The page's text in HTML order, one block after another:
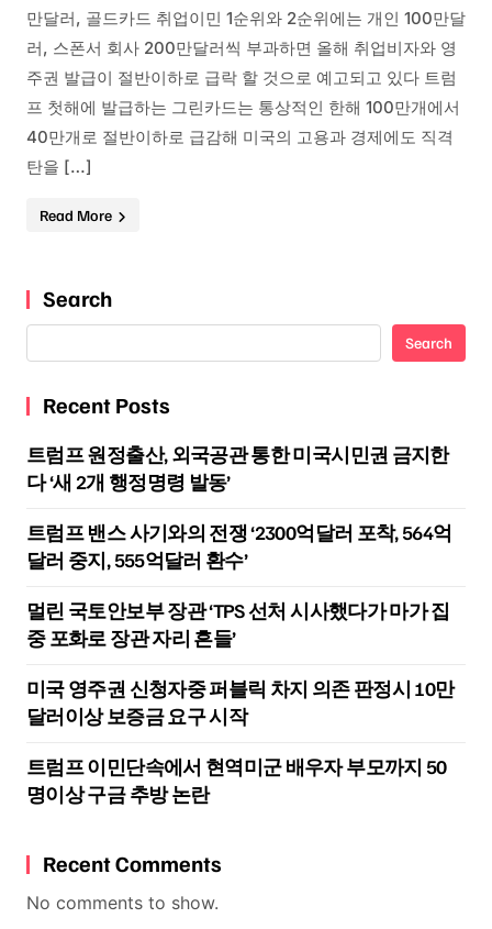
만달러, 골드카드 취업이민 1순위와 2순위에는 개인 100만달
러, 스폰서 회사 200만달러씩 부과하면 올해 취업비자와 영
주권 발급이 절반이하로 급락 할 것으로 예고되고 있다 트럼
프 첫해에 발급하는 그린카드는 통상적인 한해 100만개에서
40만개로 절반이하로 급감해 미국의 고용과 경제에도 직격
탄을 […]
Read More
Search
Search
Recent Posts
트럼프 원정출산, 외국공관 통한 미국시민권 금지한
다 ‘새 2개 행정명령 발동’
트럼프 밴스 사기와의 전쟁 ‘2300억달러 포착, 564억
달러 중지, 555억달러 환수’
멀린 국토안보부 장관 ‘TPS 선처 시사했다가 마가 집
중 포화로 장관 자리 흔들’
미국 영주권 신청자중 퍼블릭 차지 의존 판정시 10만
달러이상 보증금 요구 시작
트럼프 이민단속에서 현역미군 배우자 부모까지 50
명이상 구금 추방 논란
Recent Comments
No comments to show.